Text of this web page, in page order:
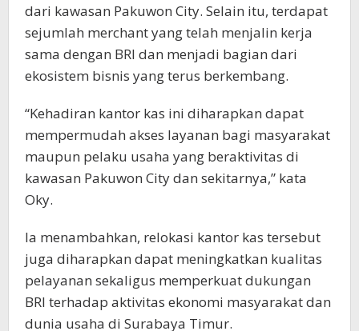
dari kawasan Pakuwon City. Selain itu, terdapat
sejumlah merchant yang telah menjalin kerja
sama dengan BRI dan menjadi bagian dari
ekosistem bisnis yang terus berkembang.
“Kehadiran kantor kas ini diharapkan dapat
mempermudah akses layanan bagi masyarakat
maupun pelaku usaha yang beraktivitas di
kawasan Pakuwon City dan sekitarnya,” kata
Oky.
Ia menambahkan, relokasi kantor kas tersebut
juga diharapkan dapat meningkatkan kualitas
pelayanan sekaligus memperkuat dukungan
BRI terhadap aktivitas ekonomi masyarakat dan
dunia usaha di Surabaya Timur.